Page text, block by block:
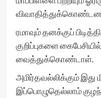
ரமாவும் தனக்குப்
குறிப்புகளை
வைத்துக்கொண்டாள்.
அமிர்தவல்லிக்கும் இது
இப்பொழுதெல்லாம்